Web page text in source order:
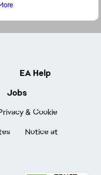
EA Help
Jobs
& Cookie
Notice at